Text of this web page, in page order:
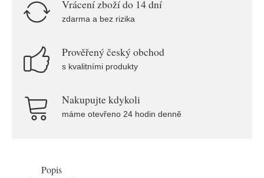
Vrácení zboží do 14 dní
zdarma a bez rizika
Prověřený český obchod
s kvalitními produkty
Nakupujte kdykoli
máme otevřeno 24 hodin denně
Popis